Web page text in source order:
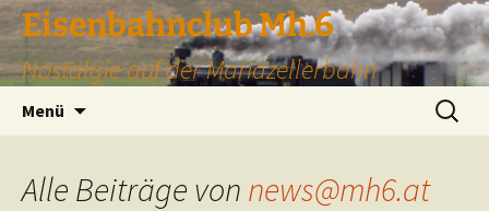
Zum
Inhalt
springen
Eisenbahnclub Mh.6
Nostalgie auf der Mariazellerbahn
Menü
Suchen
nach:
Alle Beiträge von news@mh6.at